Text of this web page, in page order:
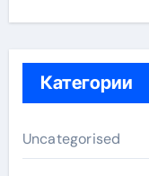
Категории
Uncategorised